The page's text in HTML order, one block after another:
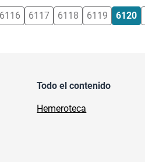
6116 6117 6118 6119 6120
Todo el contenido
Hemeroteca